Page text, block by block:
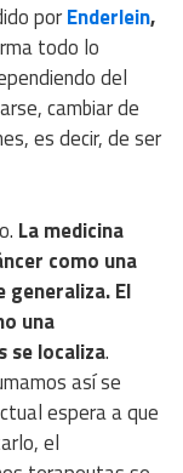
porEnderlein,
todo lo
del
cambiar de
es decir, de ser
La medicina
como una
generaliza. El
una
se localiza.
así se
espera a que
el